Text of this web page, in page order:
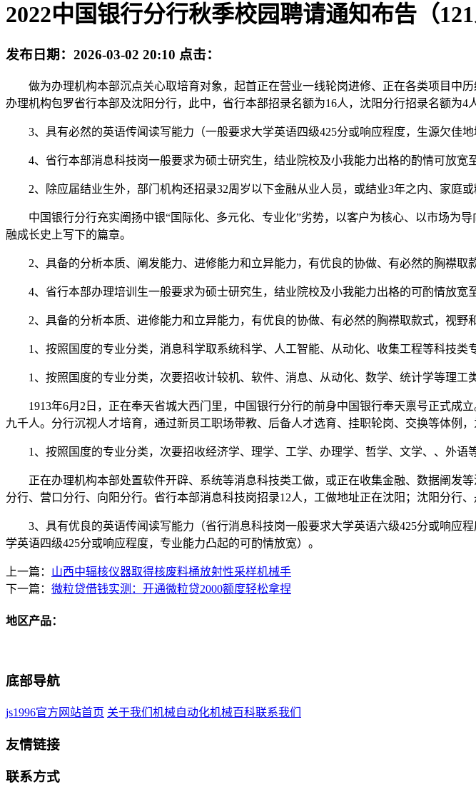
2022中国银行分行秋季校园聘请通知布告（121
发布日期： 2026-03-02 20:10 点击：
做为办理机构本部沉点关心取培育对象，起首正在营业一线轮岗进修、正在各类项目中
办理机构包罗省行本部及沈阳分行，此中，省行本部招录名额为16人，沈阳分行招录名额为4人
3、具有必然的英语传闻读写能力（一般要求大学英语四级425分或响应程度，生源欠佳地
4、省行本部消息科技岗一般要求为硕士研究生，结业院校及小我能力出格的酌情可放宽
2、除应届结业生外，部门机构还招录32周岁以下金融从业人员，或结业3年之内、家庭或
中国银行分行充实阐扬中银“国际化、多元化、专业化”劣势，以客户为核心、以市场为
融成长史上写下的篇章。
2、具备的分析本质、阐发能力、进修能力和立异能力，有优良的协做、有必然的胸襟取款
4、省行本部办理培训生一般要求为硕士研究生，结业院校及小我能力出格的可酌情放宽
2、具备的分析本质、进修能力和立异能力，有优良的协做、有必然的胸襟取款式，视野
1、按照国度的专业分类，消息科学取系统科学、人工智能、从动化、收集工程等科技类
1、按照国度的专业分类，次要招收计较机、软件、消息、从动化、数学、统计学等理工
1913年6月2日，正在奉天省城大西门里，中国银行分行的前身中国银行奉天禀号正式成
九千人。分行沉视人才培育，通过新员工职场带教、后备人才选育、挂职轮岗、交换等体例
1、按照国度的专业分类，次要招收经济学、理学、工学、办理学、哲学、文学、、外语
正在办理机构本部处置软件开辟、系统等消息科技类工做，或正在收集金融、数据阐发
分行、营口分行、向阳分行。省行本部消息科技岗招录12人，工做地址正在沈阳；沈阳分行
3、具有优良的英语传闻读写能力（省行消息科技岗一般要求大学英语六级425分或响应
学英语四级425分或响应程度，专业能力凸起的可酌情放宽）。
上一篇： 山西中辐核仪器取得核废料桶放射性采样机械手
下一篇： 微粒贷借钱实测：开通微粒贷2000额度轻松拿捏
地区产品：
底部导航
js1996官方网站首页 关于我们 机械自动化机械百科联系我们
友情链接
联系方式